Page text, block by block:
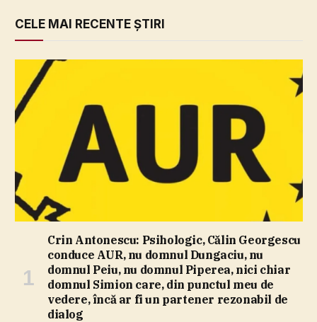
CELE MAI RECENTE ȘTIRI
Crin Antonescu: Psihologic, Călin Georgescu
conduce AUR, nu domnul Dungaciu, nu
domnul Peiu, nu domnul Piperea, nici chiar
domnul Simion care, din punctul meu de
vedere, încă ar fi un partener rezonabil de
dialog